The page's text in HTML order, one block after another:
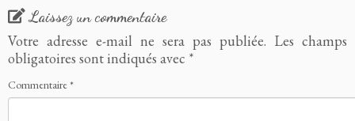
Laissez un commentaire
Votre adresse e-mail ne sera pas publiée. Les champs
obligatoires sont indiqués avec *
Commentaire*